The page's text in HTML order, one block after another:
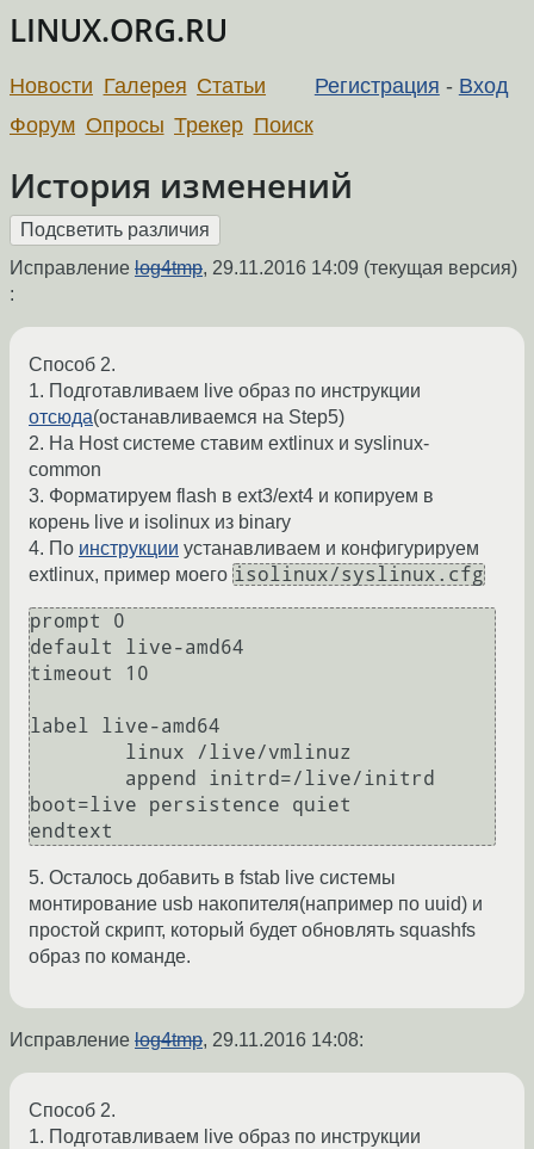
LINUX.ORG.RU
Регистрация - Вход
Новости Галерея Статьи
Форум Опросы Трекер Поиск
История изменений
Исправление log4tmp, 29.11.2016 14:09 (текущая версия)
:
Способ 2.
1. Подготавливаем live образ по инструкции
отсюда(останавливаемся на Step5)
2. На Host системе ставим extlinux и syslinux-
common
3. Форматируем flash в ext3/ext4 и копируем в
корень live и isolinux из binary
4. По инструкции устанавливаем и конфигурируем
extlinux, пример моего isolinux/syslinux.cfg
prompt 0
default live-amd64
timeout 10
label live-amd64
boot=live persistence quiet
5. Осталось добавить в fstab live системы
монтирование usb накопителя(например по uuid) и
простой скрипт, который будет обновлять squashfs
образ по команде.
Исправление log4tmp, 29.11.2016 14:08:
Способ 2.
1. Подготавливаем live образ по инструкции